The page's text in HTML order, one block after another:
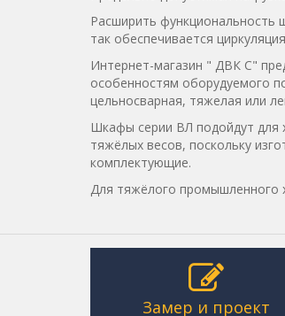
Расширить функциональность
так обеспечивается
Интернет-магазин " ДВК С"
особенностям оборудуемого
цельносварная, тяжелая или
Шкафы серии ВЛ подойдут для
тяжёлых весов, поскольку
комплектующие.
Для тяжёлого промышленного
Замер и проект